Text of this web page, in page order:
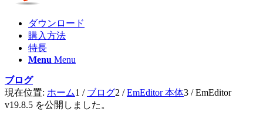
ダウンロード
購入方法
特長
Menu Menu
ブログ
現在位置: ホーム1 / ブログ2 / EmEditor 本体3 / EmEditor
v19.8.5 を公開しました。